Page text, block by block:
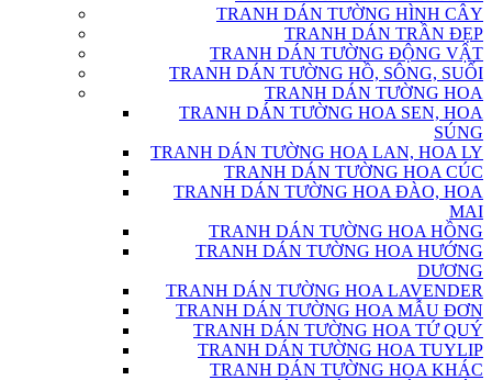
TRANH DÁN TƯỜNG HÌNH CÂY
TRANH DÁN TRẦN ĐẸP
TRANH DÁN TƯỜNG ĐỘNG VẬT
TRANH DÁN TƯỜNG HỒ, SÔNG, SUỐI
TRANH DÁN TƯỜNG HOA
TRANH DÁN TƯỜNG HOA SEN, HOA
SÚNG
TRANH DÁN TƯỜNG HOA LAN, HOA LY
TRANH DÁN TƯỜNG HOA CÚC
TRANH DÁN TƯỜNG HOA ĐÀO, HOA
MAI
TRANH DÁN TƯỜNG HOA HỒNG
TRANH DÁN TƯỜNG HOA HƯỚNG
DƯƠNG
TRANH DÁN TƯỜNG HOA LAVENDER
TRANH DÁN TƯỜNG HOA MẪU ĐƠN
TRANH DÁN TƯỜNG HOA TỨ QUÝ
TRANH DÁN TƯỜNG HOA TUYLIP
TRANH DÁN TƯỜNG HOA KHÁC